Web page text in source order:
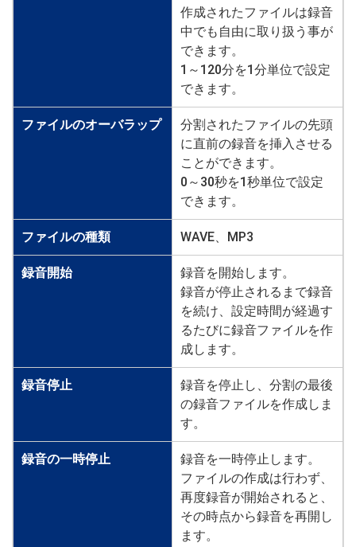
作成されたファイルは録音
中でも自由に取り扱う事が
できます。
1～120分を1分単位で設定
できます。
ファイルのオーバラップ
分割されたファイルの先頭
に直前の録音を挿入させる
ことができます。
0～30秒を1秒単位で設定
できます。
ファイルの種類 WAVE、MP3
録音開始
録音を開始します。
録音が停止されるまで録音
を続け、設定時間が経過す
るたびに録音ファイルを作
成します。
録音停止
録音を停止し、分割の最後
の録音ファイルを作成しま
す。
録音の一時停止
録音を一時停止します。
ファイルの作成は行わず、
再度録音が開始されると、
その時点から録音を再開し
ます。